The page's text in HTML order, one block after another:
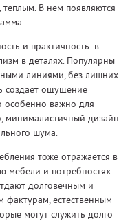
В нем появляются
и практичность: в
в деталях. Популярны
линиями, без лишних
создает ощущение
особенно важно для
минималистичный дизайн
шума.
тоже отражается в
мебели и потребностях
долговечным и
фактурам, естественным
могут служить долго